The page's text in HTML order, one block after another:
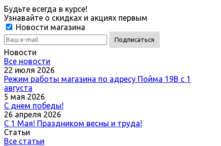
Будьте всегда в курсе!
Узнавайте о скидках и акциях первым
Новости магазина
Новости
Все новости
22 июля 2026
Режим работы магазина по адресу Пойма 19В с 1
августа
5 мая 2026
С днем победы!
26 апреля 2026
С 1 Мая! Праздником весны и труда!
Статьи
Все статьи